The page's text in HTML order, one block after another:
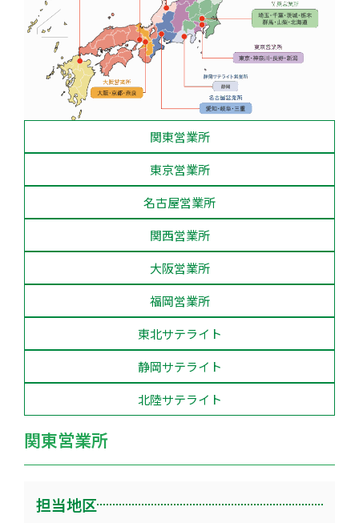
関東営業所
東京営業所
名古屋営業所
関西営業所
大阪営業所
福岡営業所
東北サテライト
静岡サテライト
北陸サテライト
関東営業所
担当地区